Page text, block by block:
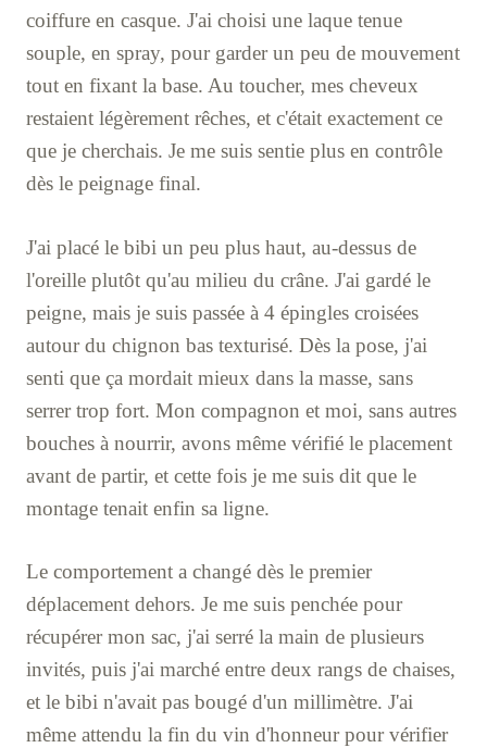
coiffure en casque. J'ai choisi une laque tenue
souple, en spray, pour garder un peu de mouvement
tout en fixant la base. Au toucher, mes cheveux
restaient légèrement rêches, et c'était exactement ce
que je cherchais. Je me suis sentie plus en contrôle
dès le peignage final.
J'ai placé le bibi un peu plus haut, au-dessus de
l'oreille plutôt qu'au milieu du crâne. J'ai gardé le
peigne, mais je suis passée à 4 épingles croisées
autour du chignon bas texturisé. Dès la pose, j'ai
senti que ça mordait mieux dans la masse, sans
serrer trop fort. Mon compagnon et moi, sans autres
bouches à nourrir, avons même vérifié le placement
avant de partir, et cette fois je me suis dit que le
montage tenait enfin sa ligne.
Le comportement a changé dès le premier
déplacement dehors. Je me suis penchée pour
récupérer mon sac, j'ai serré la main de plusieurs
invités, puis j'ai marché entre deux rangs de chaises,
et le bibi n'avait pas bougé d'un millimètre. J'ai
même attendu la fin du vin d'honneur pour vérifier